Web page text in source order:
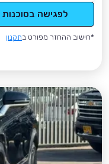
לפגישה בסוכנות
*חישוב ההחזר מפורט בתקנון